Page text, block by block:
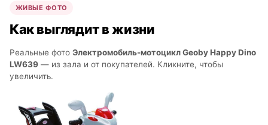
ЖИВЫЕ ФОТО
Как выглядит в жизни
Реальные фото Электромобиль-мотоцикл Geoby Happy Dino
LW639 — из зала и от покупателей. Кликните, чтобы
увеличить.